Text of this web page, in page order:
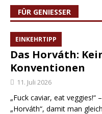
FÜR GENIESSER
EINKEHRTIPP
Das Horváth:
Konventionen
11. Juli 2026
„Fuck caviar, eat
„Horváth“, damit man